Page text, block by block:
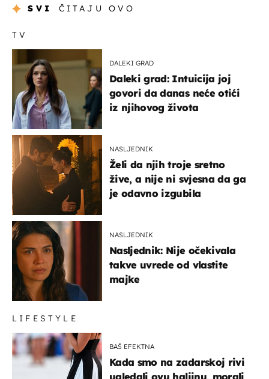
SVI ČITAJU OVO
TV
DALEKI GRAD
Daleki grad: Intuicija joj
govori da danas neće otići
iz njihovog života
NASLJEDNIK
Želi da njih troje sretno
žive, a nije ni svjesna da ga
je odavno izgubila
NASLJEDNIK
Nasljednik: Nije očekivala
takve uvrede od vlastite
majke
LIFESTYLE
BAŠ EFEKTNA
Kada smo na zadarskoj rivi